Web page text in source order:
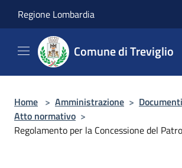
Regione Lombardia
Comune di Treviglio
Home > Amministrazione >
Atto normativo >
Regolamento per la Concessione del